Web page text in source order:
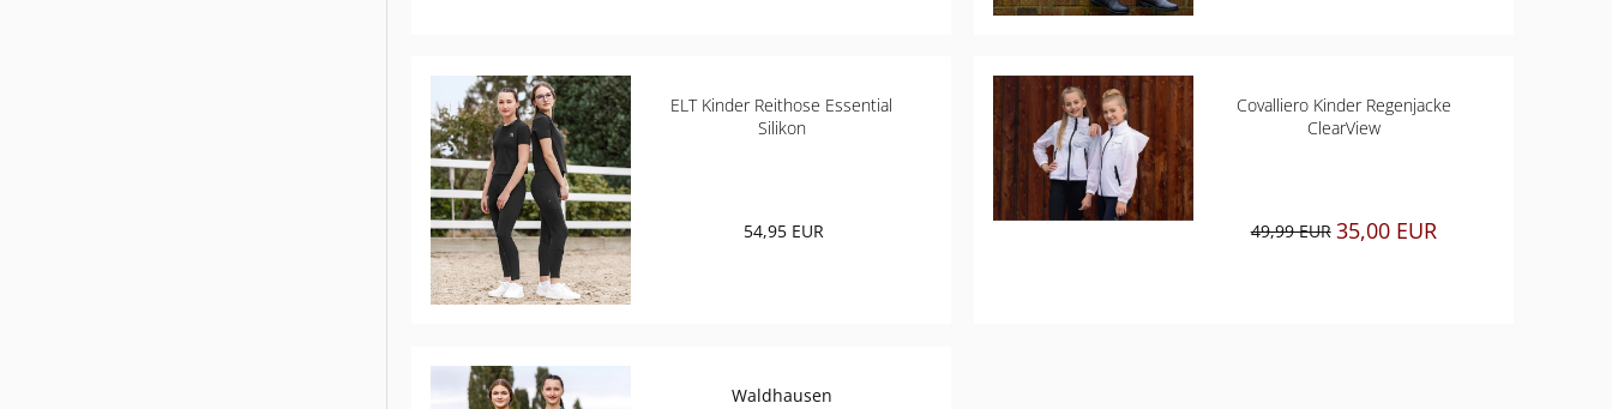
ELT Kinder Reithose Essential
Silikon
54,95 EUR
Covalliero Kinder Regenjacke
ClearView
49,99 EUR 35,00 EUR
Waldhausen